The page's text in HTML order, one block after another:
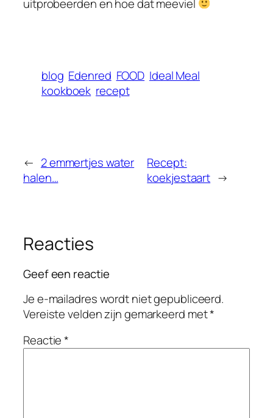
uitprobeerden en hoe dat meeviel
blog Edenred FOOD Ideal Meal
kookboek recept
← 2 emmertjes water
halen…
Recept:
koekjestaart →
Reacties
Geef een reactie
Je e-mailadres wordt niet gepubliceerd.
Vereiste velden zijn gemarkeerd met*
Reactie*